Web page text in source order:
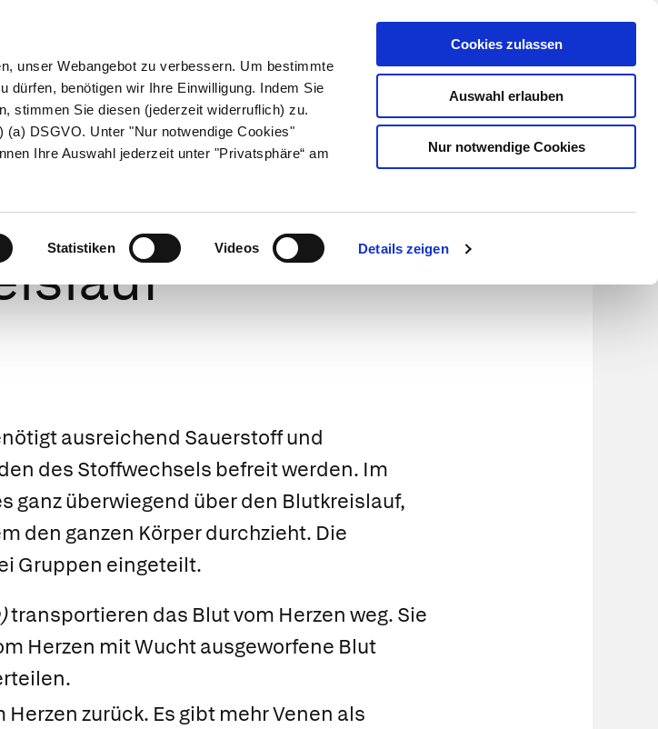
unser Webangebot zu verbessern. Um bestimmte
dürfen, benötigen wir Ihre Einwilligung. Indem Sie
stimmen Sie diesen (jederzeit widerruflich) zu.
DSGVO. Unter "Nur notwendige Cookies"
Ihre Auswahl jederzeit unter "Privatsphäre“ am
Statistiken Videos Details zeigen
Cookies zulassen
Auswahl erlauben
Nur notwendige Cookies
Kundenlogin
Suche
Eltern & Kind Gesund leben Über uns
Herz und
ausreichend Sauerstoff und
des Stoffwechsels befreit werden. Im
ganz überwiegend über den Blutkreislauf,
den ganzen Körper durchzieht. Die
Gruppen eingeteilt.
transportieren das Blut vom Herzen weg. Sie
Herzen mit Wucht ausgeworfene Blut
zurück. Es gibt mehr Venen als